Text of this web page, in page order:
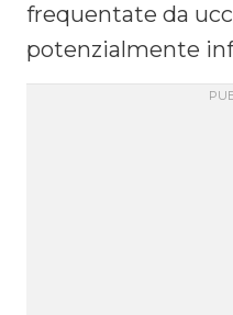
frequentate da
potenzialmente